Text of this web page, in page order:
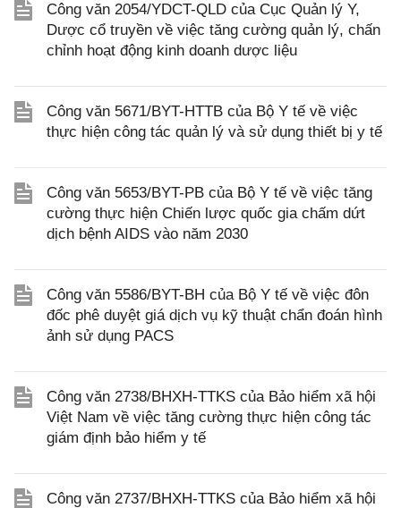
Công văn 2054/YDCT-QLD của Cục Quản lý Y,
Dược cổ truyền về việc tăng cường quản lý, chấn
chỉnh hoạt động kinh doanh dược liệu
Công văn 5671/BYT-HTTB của Bộ Y tế về việc
thực hiện công tác quản lý và sử dụng thiết bị y tế
Công văn 5653/BYT-PB của Bộ Y tế về việc tăng
cường thực hiện Chiến lược quốc gia chấm dứt
dịch bệnh AIDS vào năm 2030
Công văn 5586/BYT-BH của Bộ Y tế về việc đôn
đốc phê duyệt giá dịch vụ kỹ thuật chẩn đoán hình
ảnh sử dụng PACS
Công văn 2738/BHXH-TTKS của Bảo hiểm xã hội
Việt Nam về việc tăng cường thực hiện công tác
giám định bảo hiểm y tế
Công văn 2737/BHXH-TTKS của Bảo hiểm xã hội